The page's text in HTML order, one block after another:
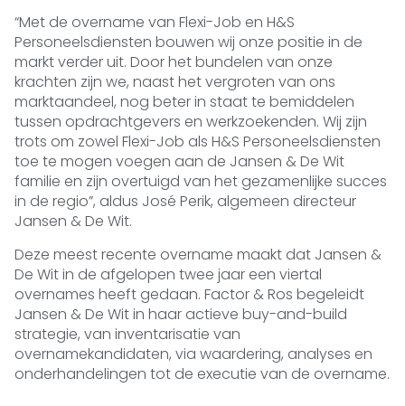
“Met de overname van Flexi-Job en H&S
Personeelsdiensten bouwen wij onze positie in de
markt verder uit. Door het bundelen van onze
krachten zijn we, naast het vergroten van ons
marktaandeel, nog beter in staat te bemiddelen
tussen opdrachtgevers en werkzoekenden. Wij zijn
trots om zowel Flexi-Job als H&S Personeelsdiensten
toe te mogen voegen aan de Jansen & De Wit
familie en zijn overtuigd van het gezamenlijke succes
in de regio”, aldus José Perik, algemeen directeur
Jansen & De Wit.
Deze meest recente overname maakt dat Jansen &
De Wit in de afgelopen twee jaar een viertal
overnames heeft gedaan. Factor & Ros begeleidt
Jansen & De Wit in haar actieve buy-and-build
strategie, van inventarisatie van
overnamekandidaten, via waardering, analyses en
onderhandelingen tot de executie van de overname.